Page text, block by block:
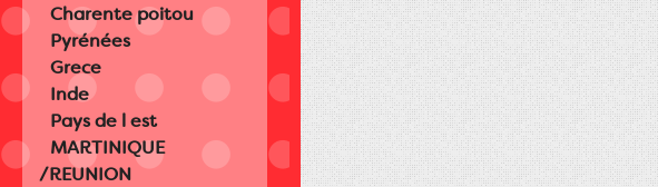
Charente poitou
Pyrénées
Grece
Inde
Pays de l est
MARTINIQUE
/REUNION